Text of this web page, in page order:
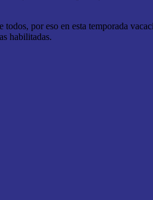
por eso en esta temporada
habilitadas.